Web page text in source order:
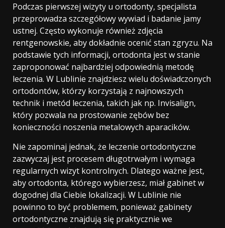
Podczas pierwszej wizyty u ortodonty, specjalista
przeprowadza szczegółowy wywiad i badanie jamy
ustnej. Często wykonuje również zdjęcia
rentgenowskie, aby dokładnie ocenić stan zgryzu. Na
podstawie tych informacji, ortodonta jest w stanie
zaproponować najbardziej odpowiednią metodę
leczenia. W Lublinie znajdziesz wielu doświadczonych
ortodontów, którzy korzystają z najnowszych
technik i metód leczenia, takich jak np. Invisalign,
który pozwala na prostowanie zębów bez
konieczności noszenia metalowych aparacików.
Nie zapominaj jednak, że leczenie ortodontyczne
zazwyczaj jest procesem długotrwałym i wymaga
regularnych wizyt kontrolnych. Dlatego ważne jest,
aby ortodonta, którego wybierzesz, miał gabinet w
dogodnej dla Ciebie lokalizacji. W Lublinie nie
powinno to być problemem, ponieważ gabinety
ortodontyczne znajdują się praktycznie we